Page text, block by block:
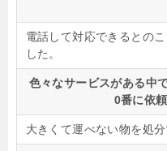
電話して対応できるとの
した。
色々なサービスがある中
0番に依
大きくて運べない物を処分